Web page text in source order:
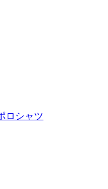
ロシャツ